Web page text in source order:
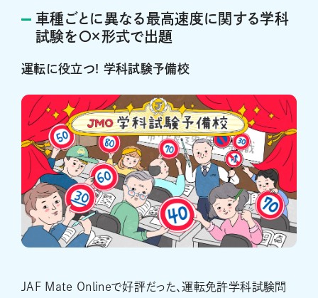
車種ごとに異なる最高速度に関する学科
試験を〇×形式で出題
運転に役立つ! 学科試験予備校
JAF Mate Onlineで好評だった、運転免許学科試験問